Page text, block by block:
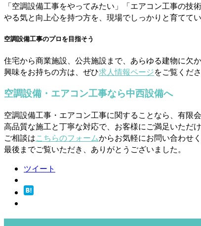
「空調設備工事をやってみたい」「エアコン工事の技
やる気と向上心を持つ方を、現場でしっかりと育ててい
空調設備工事のプロを目指そう
住宅から商業施設、公共施設まで、あらゆる建物に欠
興味をお持ちの方は、ぜひ求人情報ページをご覧くださ
空調設備・エアコン工事なら中西設備へ
空調設備工事・エアコン工事に関することなら、有限
高品質な施工と丁寧な対応で、お客様にご満足いただ
ご相談はこちらのフォームからお気軽にお問い合わせく
最後までご覧いただき、ありがとうございました。
ツイート